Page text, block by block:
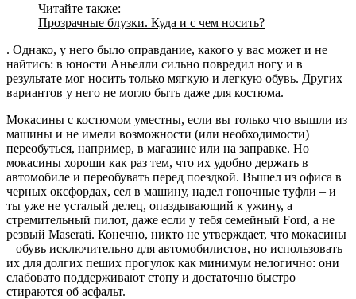
Читайте также:
Прозрачные блузки. Куда и с чем носить?
. Однако, у него было оправдание, какого у вас может и не
найтись: в юности Аньелли сильно повредил ногу и в
результате мог носить только мягкую и легкую обувь. Других
вариантов у него не могло быть даже для костюма.
Мокасины с костюмом уместны, если вы только что вышли из
машины и не имели возможности (или необходимости)
переобуться, например, в магазине или на заправке. Но
мокасины хороши как раз тем, что их удобно держать в
автомобиле и переобувать перед поездкой. Вышел из офиса в
черных оксфордах, сел в машину, надел гоночные туфли – и
ты уже не усталый делец, опаздывающий к ужину, а
стремительный пилот, даже если у тебя семейный Ford, а не
резвый Maserati. Конечно, никто не утверждает, что мокасины
– обувь исключительно для автомобилистов, но использовать
их для долгих пеших прогулок как минимум нелогично: они
слабовато поддерживают стопу и достаточно быстро
стираются об асфальт.